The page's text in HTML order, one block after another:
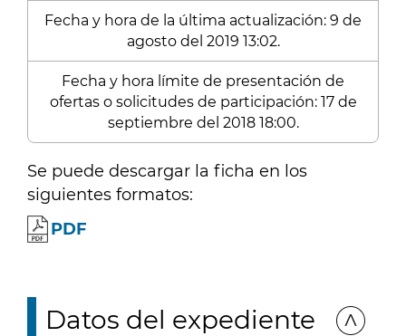
Fecha y hora de la última actualización: 9 de
agosto del 2019 13:02.
Fecha y hora límite de presentación de
ofertas o solicitudes de participación: 17 de
septiembre del 2018 18:00.
Se puede descargar la ficha en los
siguientes formatos:
PDF
Datos del expediente